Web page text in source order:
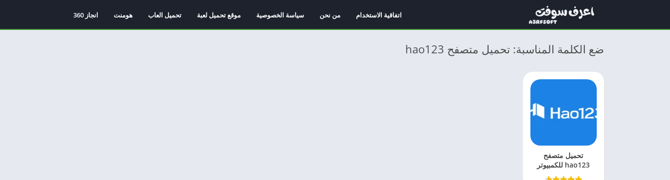
اتفاقية الاستخدام من نحن سياسة الخصوصية موقع تحميل لعبة تحميل العاب هومنت انجاز 360
ضع الكلمة المناسبة: تحميل متصفح hao123
تحميل متصفح
hao123 للكمبيوتر
عربي 2023